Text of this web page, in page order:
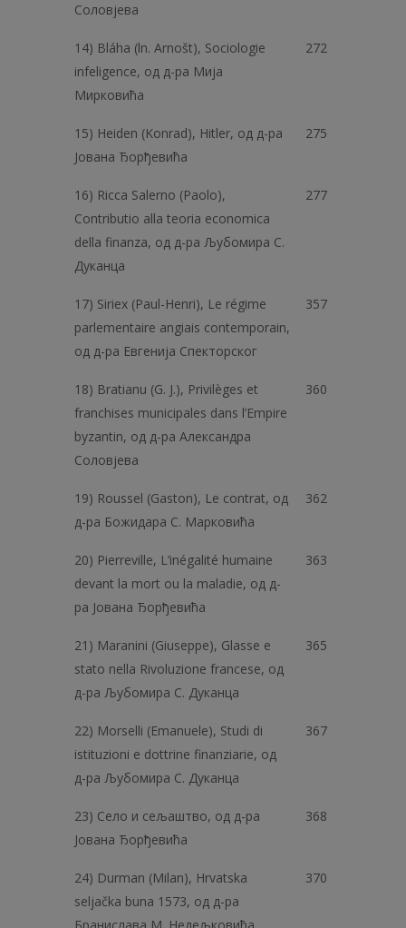
Соловјева
14) Bláha (ln. Arnošt), Sociologie
infeligence, од д-ра Мија
Мирковића
272
15) Heiden (Konrad), Hitler, од д-ра
Јована Ђорђевића
275
16) Ricca Salerno (Paolo),
Contributio alla teoria economica
della finanza, од д-ра Љубомира C.
Дуканца
277
17) Siriex (Paul-Henri), Le régime
parlementaire angiais contemporain,
од д-ра Евгенија Спекторског
357
18) Bratianu (G. J.), Privilèges et
franchises municipales dans l’Empire
byzantin, од д-ра Александра
Соловјева
360
19) Roussel (Gaston), Le contrat, од
д-ра Божидара C. Марковића
362
20) Pierreville, L’inégalité humaine
devant la mort ou la maladie, од д-
ра Јована Ђорђевића
363
21) Maranini (Giuseppe), Glasse e
stato nella Rivoluzione francese, од
д-ра Љубомира C. Дуканца
365
22) Morselli (Emanuele), Studi di
istituzioni e dottrine finanziarie, од
д-ра Љубомира C. Дуканца
367
23) Село и сељаштво, од д-ра
Јована Ђорђевића
368
24) Durman (Milan), Hrvatska
seljačka buna 1573, од д-ра
370